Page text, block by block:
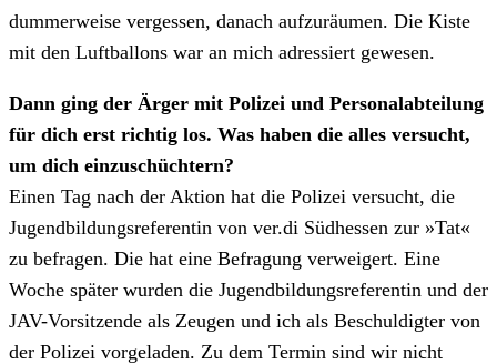
dummerweise vergessen, danach aufzuräumen. Die Kiste
mit den Luftballons war an mich adressiert gewesen.
Dann ging der Ärger mit Polizei und Personalabteilung
für dich erst richtig los. Was haben die alles versucht,
um dich einzuschüchtern?
Einen Tag nach der Aktion hat die Polizei versucht, die
Jugendbildungsreferentin von ver.di Südhessen zur »Tat«
zu befragen. Die hat eine Befragung verweigert. Eine
Woche später wurden die Jugendbildungsreferentin und der
JAV-Vorsitzende als Zeugen und ich als Beschuldigter von
der Polizei vorgeladen. Zu dem Termin sind wir nicht